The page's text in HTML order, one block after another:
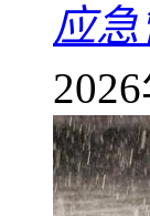
应